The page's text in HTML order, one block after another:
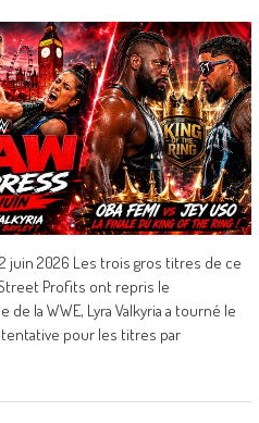
juin 2026 Les trois gros titres de ce
Profits ont repris le
la WWE, Lyra Valkyria a tourné le
tentative pour les titres par